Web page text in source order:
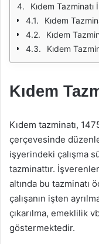
Kıdem
Kıdem
Kıdem
Kıdem
Kıdem
Kıdem tazminatı,
çerçevesinde
işyerindeki çalışma
tazminattır.
altında bu tazminatı
çalışanın işten
çıkarılma, emeklilik
göstermektedir.